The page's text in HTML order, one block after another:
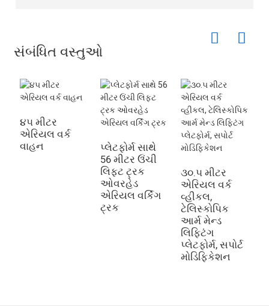
સંબંધિત વસ્તુઓ
૪૫ મીટર
એરિયલ વર્ક
વાહન
પ્લેટફોર્મ સાથે
56 મીટર ઉંચી
લિફ્ટ ટ્રક
ઓવરહેડ
એરિયલ વર્કિંગ
ટ્રક
૩૦.૫ મીટર
એરિયલ વર્ક
વ્હીકલ,
ટેલિસ્કોપિક
આર્મ મેન્ડ
લિફ્ટિંગ
પ્લેટફોર્મ, સપોર્ટ
મોડિફિકેશન